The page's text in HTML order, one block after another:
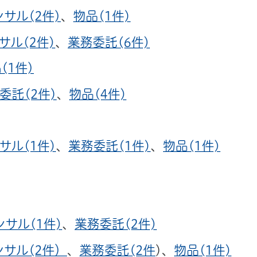
サル(2件) 、 物品(1件)
ル(2件) 、 業務委託(6件)
(1件)
託(2件) 、 物品(4件)
ル(1件) 、 業務委託(1件) 、 物品(1件)
サル(1件) 、 業務委託(2件)
サル(2件） 、 業務委託(2件)、 物品(1件)